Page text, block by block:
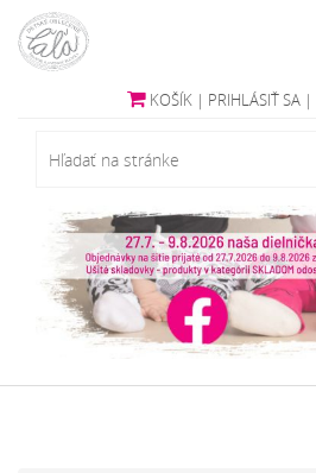
KOŠÍK | PRIHLÁSIŤ SA |